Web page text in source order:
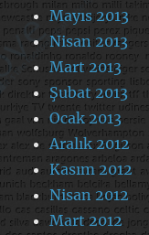
Mayıs 2013
Nisan 2013
Mart 2013
Şubat 2013
Ocak 2013
Aralık 2012
Kasım 2012
Nisan 2012
Mart 2012